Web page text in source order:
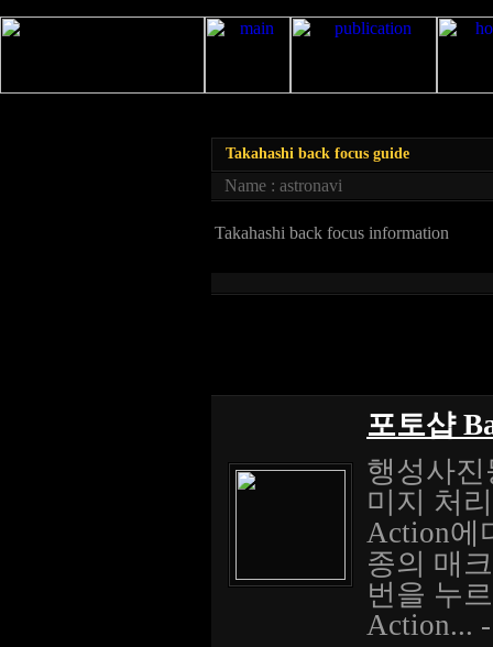
Takahashi back focus guide
Name : astronavi
Takahashi back focus information
포토샵
행성사
미지 처
Action에
종의 매
번을 누
Action...